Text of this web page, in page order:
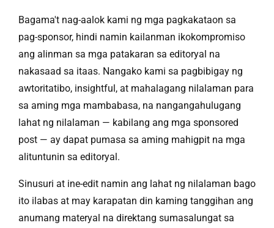
Bagama't nag-aalok kami ng mga pagkakataon sa
pag-sponsor, hindi namin kailanman ikokompromiso
ang alinman sa mga patakaran sa editoryal na
nakasaad sa itaas. Nangako kami sa pagbibigay ng
awtoritatibo, insightful, at mahalagang nilalaman para
sa aming mga mambabasa, na nangangahulugang
lahat ng nilalaman — kabilang ang mga sponsored
post — ay dapat pumasa sa aming mahigpit na mga
alituntunin sa editoryal.
Sinusuri at ine-edit namin ang lahat ng nilalaman bago
ito ilabas at may karapatan din kaming tanggihan ang
anumang materyal na direktang sumasalungat sa